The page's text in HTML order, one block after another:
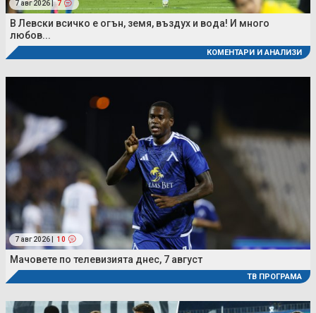
7 авг 2026 | 7
В Левски всичко е огън, земя, въздух и вода! И много
любов...
КОМЕНТАРИ И АНАЛИЗИ
7 авг 2026 | 10
Мачовете по телевизията днес, 7 август
ТВ ПРОГРАМА